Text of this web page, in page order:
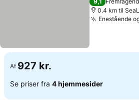
0.4 km til
Enestående
Af 927 kr.
Se priser fra 4 hjemmesider